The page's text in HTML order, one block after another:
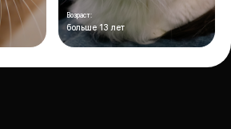
Возраст:
больше 13 лет